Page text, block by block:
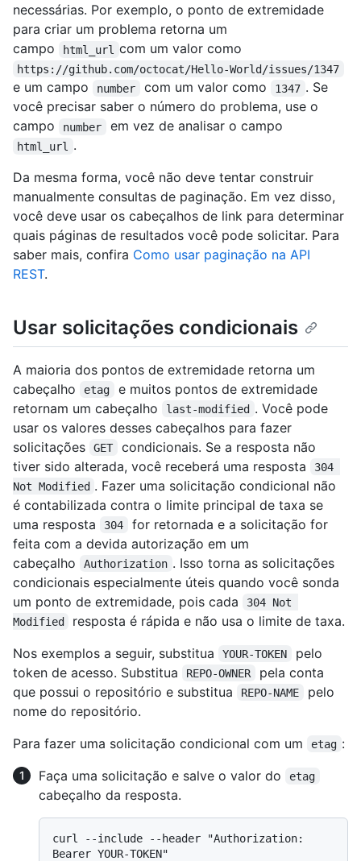
necessárias. Por exemplo, o ponto de extremidade
para criar um problema retorna um
campo
html_url com um valor como
https://github.com/octocat/Hello-World/issues/1347
e um campo number com um valor como 1347 . Se
você precisar saber o número do problema, use o
campo
number em vez de analisar o campo
html_url
.
Da mesma forma, você não deve tentar construir
manualmente consultas de paginação. Em vez disso,
você deve usar os cabeçalhos de link para determinar
quais páginas de resultados você pode solicitar. Para
saber mais, confira Como usar paginação na API
REST.
Usar solicitações condicionais
A maioria dos pontos de extremidade retorna um
cabeçalho
etag
e muitos pontos de extremidade
retornam um cabeçalho
last-modified . Você pode
usar os valores desses cabeçalhos para fazer
solicitações
GET
condicionais. Se a resposta não
tiver sido alterada, você receberá uma resposta
304
Not Modified . Fazer uma solicitação condicional não
é contabilizada contra o limite principal de taxa se
uma resposta
304
for retornada e a solicitação for
feita com a devida autorização em um
cabeçalho
Authorization . Isso torna as solicitações
condicionais especialmente úteis quando você sonda
um ponto de extremidade, pois cada
304 Not
Modified
resposta é rápida e não usa o limite de taxa.
Nos exemplos a seguir, substitua
YOUR-TOKEN
pelo
token de acesso. Substitua
REPO-OWNER
pela conta
que possui o repositório e substitua
REPO-NAME
pelo
nome do repositório.
Para fazer uma solicitação condicional com um
etag :
Faça uma solicitação e salve o valor do
etag
cabeçalho da resposta.
curl --include --header "Authorization:
Bearer YOUR-TOKEN"